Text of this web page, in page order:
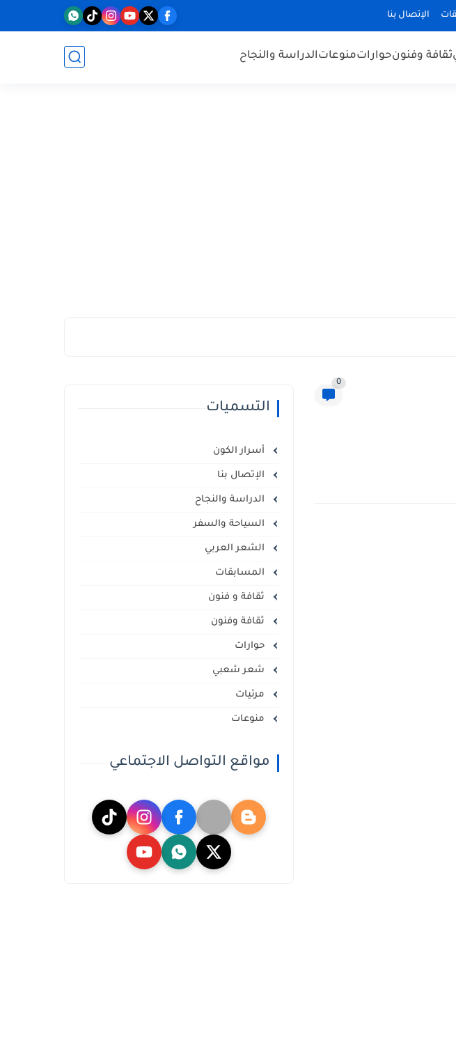
الإتصال بنا
ثقافة وفنونحواراتمنوعاتالدراسة والنجاح
0
التسميات
أسرار الكون
الإتصال بنا
الدراسة والنجاح
السياحة والسفر
الشعر العربي
المسابقات
ثقافة و فنون
ثقافة وفنون
حوارات
شعر شعبي
مرئيات
منوعات
مواقع التواصل الاجتماعي